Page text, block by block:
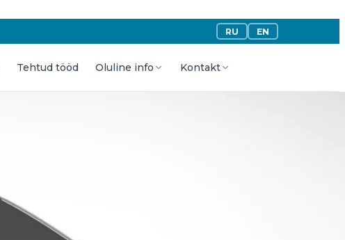
RU EN
Tehtud tööd Oluline info Kontakt